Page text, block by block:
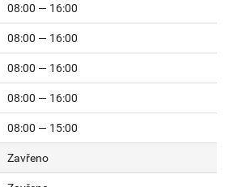
08:00 — 16:00
08:00 — 16:00
08:00 — 16:00
08:00 — 16:00
08:00 — 15:00
Zavřeno